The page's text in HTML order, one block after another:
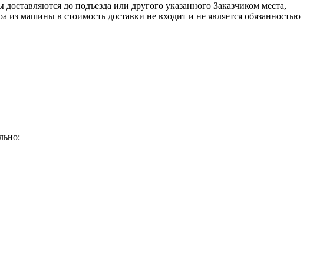
до подъезда или другого указанного Заказчиком места,
из машины в стоимость доставки не входит и не является обязанностью